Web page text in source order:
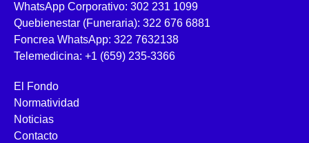
WhatsApp Corporativo: 302 231 1099
Quebienestar (Funeraria): 322 676 6881
Foncrea WhatsApp: 322 7632138
Telemedicina: +1 (659) 235-3366
El Fondo
Normatividad
Noticias
Contacto